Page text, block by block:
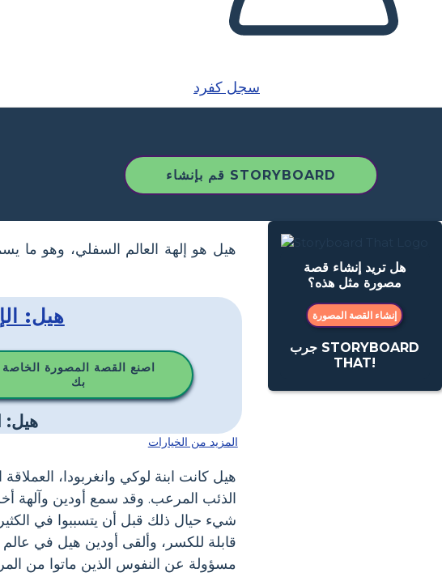
سجل كفرد
قم بإنشاء STORYBOARD
هل تريد إنشاء قصة
مصورة مثل هذه؟
إنشاء القصة المصورة
جرب STORYBOARD
THAT!
هيل هو إلهة العالم السفلي، وهو ما
هيل:
اصنع القصة المصورة الخاصة
بك
المزيد من الخيارات
هيل كانت ابنة لوكي وانغربودا، العملاقة
الذئب المرعب. وقد سمع أودين وآلهة
شيء حيال ذلك قبل أن يتسببوا في
قابلة للكسر، وألقى أودين هيل في
مسؤولة عن النفوس الذين ماتوا من